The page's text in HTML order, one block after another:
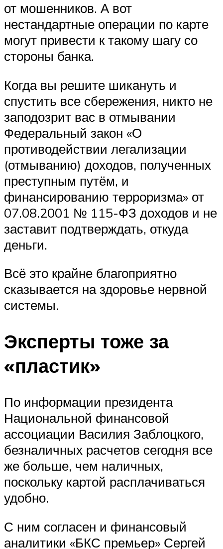
от мошенников. А вот
нестандартные операции по карте
могут привести к такому шагу со
стороны банка.
Когда вы решите шикануть и
спустить все сбережения, никто не
заподозрит вас в отмывании
Федеральный закон «О
противодействии легализации
(отмыванию) доходов, полученных
преступным путём, и
финансированию терроризма» от
07.08.2001 № 115-ФЗ доходов и не
заставит подтверждать, откуда
деньги.
Всё это крайне благоприятно
сказывается на здоровье нервной
системы.
Эксперты тоже за
«пластик»
По информации президента
Национальной финансовой
ассоциации Василия Заблоцкого,
безналичных расчетов сегодня все
же больше, чем наличных,
поскольку картой расплачиваться
удобно.
С ним согласен и финансовый
аналитики «БКС премьер» Сергей